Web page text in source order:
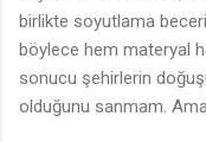
birlikte soyutlama
böylece hem materyal
sonucu şehirlerin
olduğunu sanmam.